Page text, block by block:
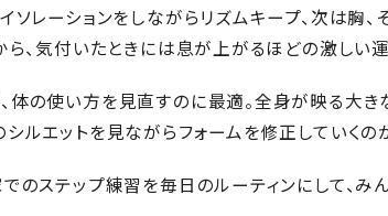
レーションをしながらリズムキープ、次は胸
、気付いたときには息が上がるほどの激しい
の使い方を見直すのに最適。全身が映る大き
ルエットを見ながらフォームを修正していくの
のステップ練習を毎日のルーティンにして、み